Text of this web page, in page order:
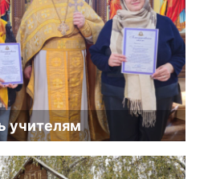
учителям